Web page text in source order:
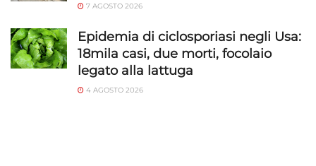
7 AGOSTO 2026
Epidemia di ciclosporiasi negli Usa:
18mila casi, due morti, focolaio
legato alla lattuga
4 AGOSTO 2026